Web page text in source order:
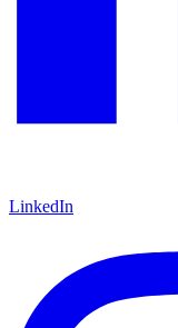
LinkedIn